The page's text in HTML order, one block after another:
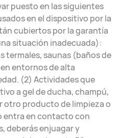
puesto en las siguientes
en el dispositivo por la
cubiertos por la garantía
situación inadecuada):
termales, saunas (baños de
entornos de alta
(2) Actividades que
a gel de ducha, champú,
otro producto de limpieza o
entra en contacto con
deberás enjuagar y